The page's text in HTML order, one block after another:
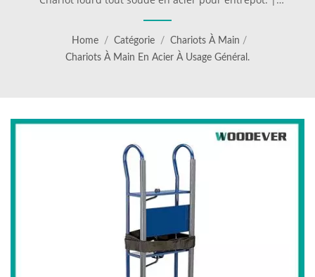
Ce Chariot Industriel Pour
Appareils Peut Maîtriser
Les Travaux De Transport
Lourd. | WOODEVER:
Votre Source Ultime Pour
Des Échelles Et Des
Chariots En Acier Et En
Aluminium
Fournisseur de chariots pliants industriels
Home / Catégorie / Chariots À Main /
Chariots À Main En Acier À Usage Général.